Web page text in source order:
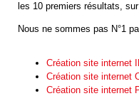
les 10 premiers résultats,
Nous ne sommes pas N°1
Création site internet
Création site internet
Création site internet